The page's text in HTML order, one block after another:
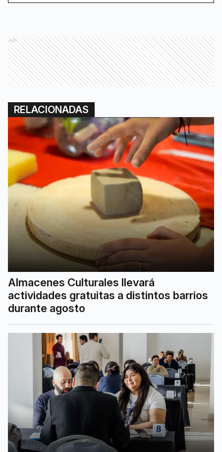
Ads
RELACIONADAS
Almacenes Culturales llevará
actividades gratuitas a distintos barrios
durante agosto